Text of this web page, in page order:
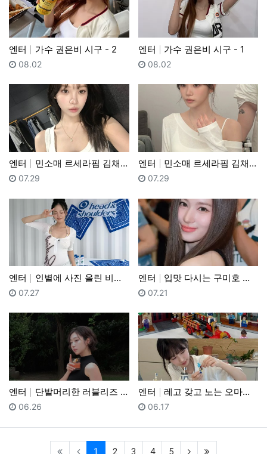
엔터 가수 권은비 시구 - 2
등록일
08.02
엔터 가수 권은비 시구 - 1
등록일
08.02
엔터 민소매 르세라핌 김채원 - 2
등록일
07.29
엔터 민소매 르세라핌 김채원 - 1
등록일
07.29
엔터 인별에 사진 올린 비비 (feat. 봉식이)
등록일
07.27
엔터 입맛 다시는 구미호 트와이스 사나
등록일
07.21
엔터 단발머리한 러블리즈 지수
등록일
06.26
엔터 레고 갖고 노는 오마이걸 아린
등록일
06.17
1 (current)
2 3 4 5 (next)